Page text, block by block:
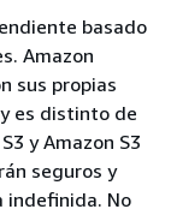
basado
Amazon
sus propias
es distinto de
y Amazon S3
seguros y
indefinida. No